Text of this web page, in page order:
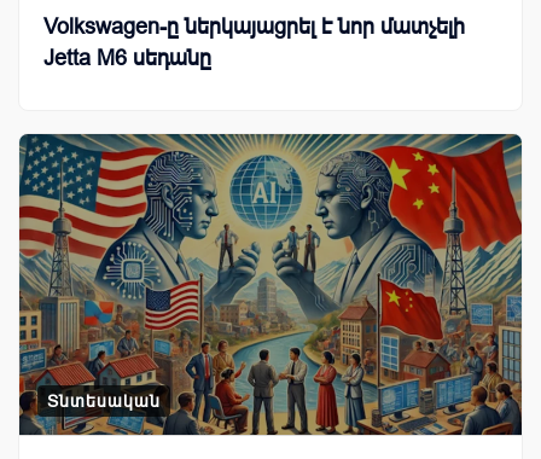
Volkswagen-ը ներկայացրել է նոր մատչելի
Jetta M6 սեդանը
Տնտեսական